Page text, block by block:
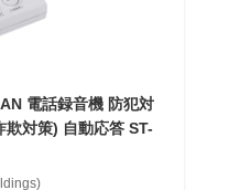
電話録音機 防犯対
対策) 自動応答 ST-